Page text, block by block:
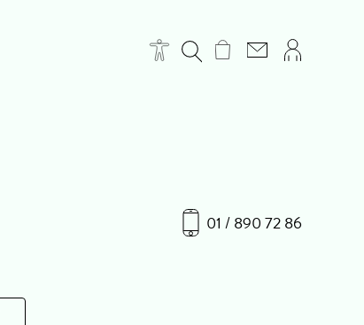
01 / 890 72 86